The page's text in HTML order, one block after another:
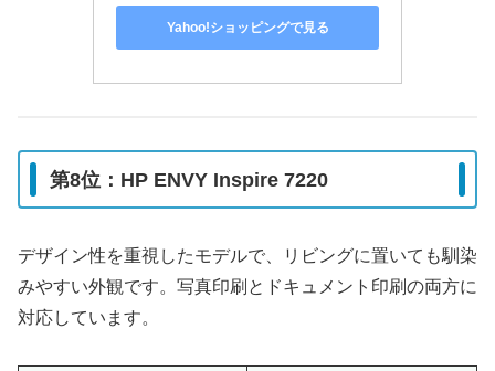
Yahoo!ショッピングで見る
第8位：HP ENVY Inspire 7220
デザイン性を重視したモデルで、リビングに置いても馴染
みやすい外観です。写真印刷とドキュメント印刷の両方に
対応しています。